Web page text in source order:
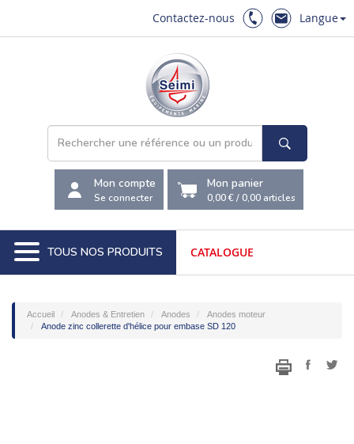
Contactez-nous Langue
Mon compte
Se connecter
Mon panier
0,00 €/0,00 articles
TOUS NOS PRODUITS CATALOGUE
Accueil Anodes & Entretien Anodes
Anodes moteur
Anode zinc collerette d'hélice pour embase SD 120